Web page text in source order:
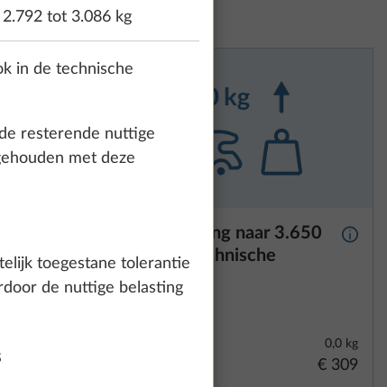
Aslastverhoging naar 3.650
kg, zonder technische
verandering
Meer
0,0 kg
€ 309
2.792 tot 3.086 kg
in de technische
resterende nuttige
met deze
toegestane tolerantie
de nuttige belasting